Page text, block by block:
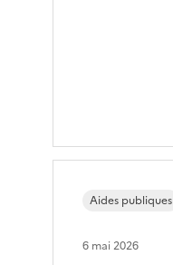
Aides publiques
6 mai 2026